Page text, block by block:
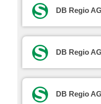
DB Regio
DB Regio
DB Regio